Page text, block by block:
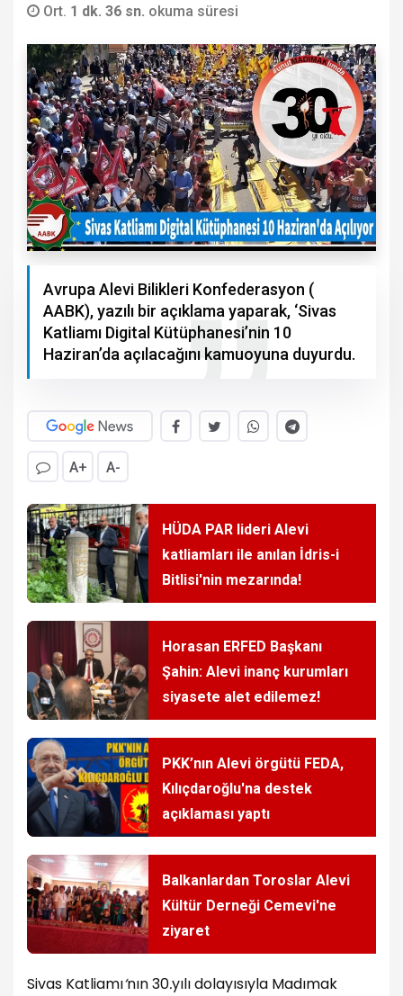
Ort. 1 dk. 36 sn. okuma süresi
Avrupa Alevi Bilikleri Konfederasyon (
AABK), yazılı bir açıklama yaparak, ‘Sivas
Katliamı Digital Kütüphanesi’nin 10
Haziran’da açılacağını kamuoyuna duyurdu.
A+ A-
HÜDA PAR lideri Alevi
katliamları ile anılan İdris-i
Bitlisi'nin mezarında!
Horasan ERFED Başkanı
Şahin: Alevi inanç kurumları
siyasete alet edilemez!
PKK’nın Alevi örgütü FEDA,
Kılıçdaroğlu'na destek
açıklaması yaptı
Balkanlardan Toroslar Alevi
Kültür Derneği Cemevi'ne
ziyaret
Sivas Katliamı‘nın 30.yılı dolayısıyla Madımak